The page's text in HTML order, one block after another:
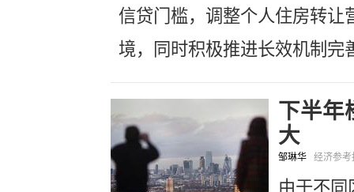
信贷门槛，调整个人住房转让
境，同时积极推进长效机制完
下半年
大
邹琳华 经济参
由于不同